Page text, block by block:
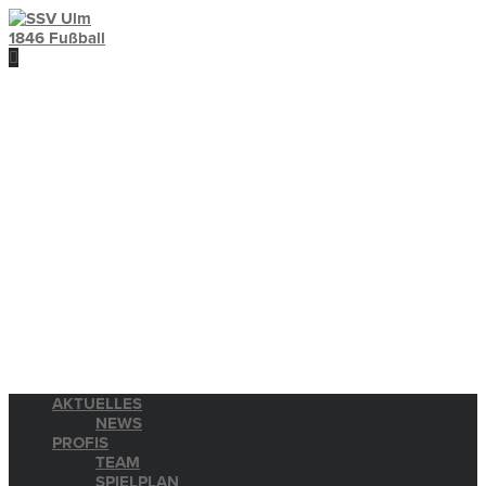
AKTUELLES
NEWS
PROFIS
TEAM
SPIELPLAN